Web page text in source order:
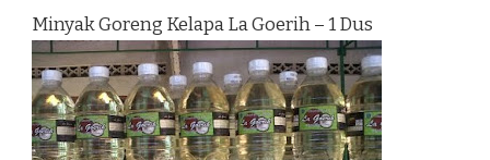
Minyak Goreng Kelapa La Goerih – 1 Dus